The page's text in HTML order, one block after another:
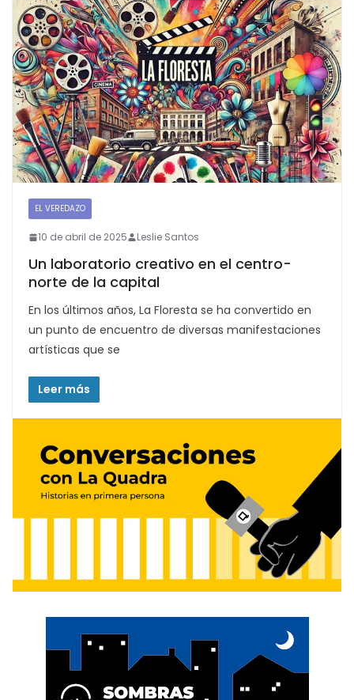
EL VEREDAZO
10 de abril de 2025 Leslie Santos
Un laboratorio creativo en el centro-
norte de la capital
En los últimos años, La Floresta se ha convertido en
un punto de encuentro de diversas manifestaciones
artísticas que se
Leer más